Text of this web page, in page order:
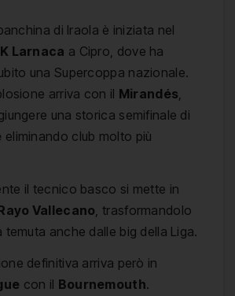
di Iraola è iniziata nel
Larnaca a Cipro, dove ha
una Supercoppa nazionale.
arriva con il Mirandés
una storica semifinale di
eliminando club molto più
il tecnico basco si mette in
Vallecano , trasformandolo
temuta anche dalle big della Liga.
definitiva arriva però in
con il Bournemouth.